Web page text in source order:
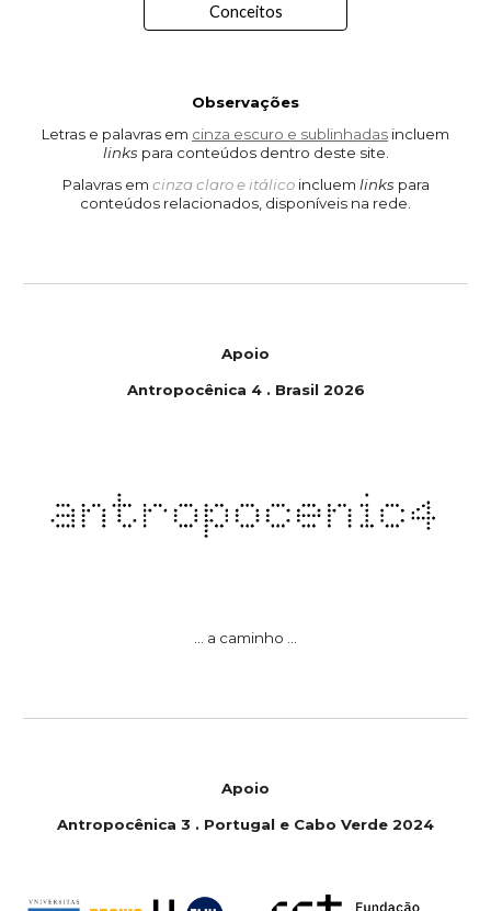
Conceitos
Observações
Letras e palavras em cinza escuro e sublinhadas incluem
links para conteúdos dentro deste site.
Palavras em cinza claro e itálico incluem links para
conteúdos relacionados, disponíveis na rede.
Apoio
Antropocênica 4. Brasil 2026
... a caminho ...
Apoio
Antropocênica 3 . Portugal e Cabo Verde 2024